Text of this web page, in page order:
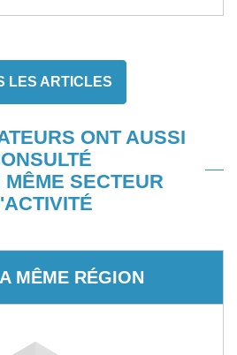
LES ARTICLES
ONT AUSSI
SECTEUR
MÊME RÉGION